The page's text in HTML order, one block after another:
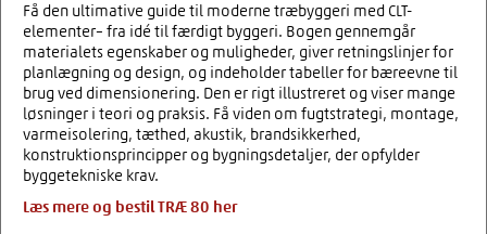
Få den ultimative guide til moderne træbyggeri med CLT-
elementer– fra idé til færdigt byggeri. Bogen gennemgår
materialets egenskaber og muligheder, giver retningslinjer for
planlægning og design, og indeholder tabeller for bæreevne til
brug ved dimensionering. Den er rigt illustreret og viser mange
løsninger i teori og praksis. Få viden om fugtstrategi, montage,
varmeisolering, tæthed, akustik, brandsikkerhed,
konstruktionsprincipper og bygningsdetaljer, der opfylder
byggetekniske krav.
Læs mere og bestil TRÆ 80 her